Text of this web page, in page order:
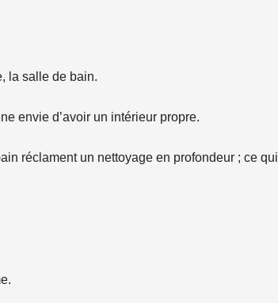
la salle de bain.
envie d’avoir un intérieur propre.
réclament un nettoyage en profondeur ; ce qui